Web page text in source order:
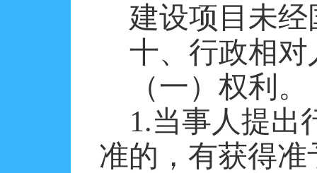
建设项目未
十、行政相
（一）权利。
1.当事人提出
准的，有获得